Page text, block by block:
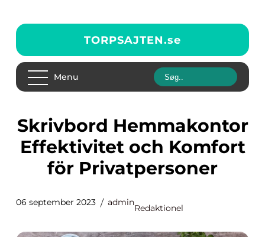
TORPSAJTEN.se
Menu
Skrivbord Hemmakontor
Effektivitet och Komfort
för Privatpersoner
06 september 2023 admin
Redaktionel